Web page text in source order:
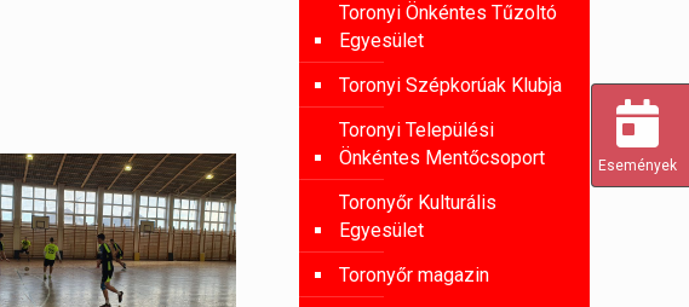
Toronyi Önkéntes Tűzoltó
Egyesület
Toronyi Szépkorúak Klubja
Toronyi Települési
Önkéntes Mentőcsoport
Toronyőr Kulturális
Egyesület
Toronyőr magazin
Események